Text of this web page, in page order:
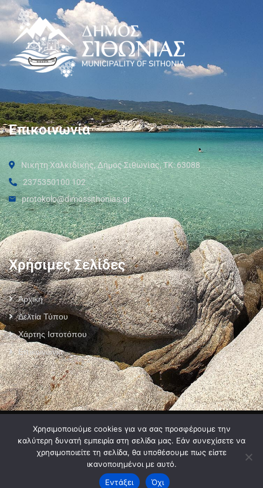
Επικοινωνία
Νικήτη Χαλκιδικής, Δήμος Σιθωνίας, ΤΚ: 63088
2375350100 102
protokolo@dimossithonias.gr
Χρήσιμες Σελίδες
Αρχική
Δελτία Τύπου
Χάρτης Ιστοτόπου
Επικοινωνία
Όροι Χρήσης
2024 © Developed byMyCompany Projects
Χρησιμοποιούμε cookies για να σας προσφέρουμε την
καλύτερη δυνατή εμπειρία στη σελίδα μας. Εάν συνεχίσετε να
χρησιμοποιείτε τη σελίδα, θα υποθέσουμε πως είστε
ικανοποιημένοι με αυτό.
Εντάξει
Όχι